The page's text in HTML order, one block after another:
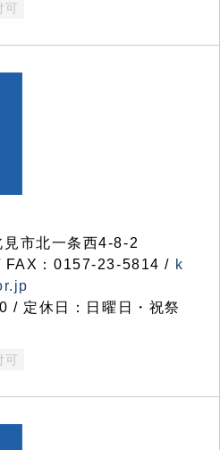
可
市北一条西4-8-2
：0157-23-5814 / k
/ 定休日：日曜日・祝祭
可